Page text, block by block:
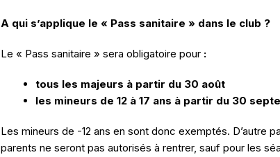
A qui s’applique le « Pass sanitaire » dans le club ?
Le « Pass sanitaire » sera obligatoire pour :
tous les majeurs à partir du 30 août
les mineurs de 12 à 17 ans à partir du 30
Les mineurs de -12 ans en sont donc exemptés. D’autre
parents ne seront pas autorisés à rentrer, sauf pour les